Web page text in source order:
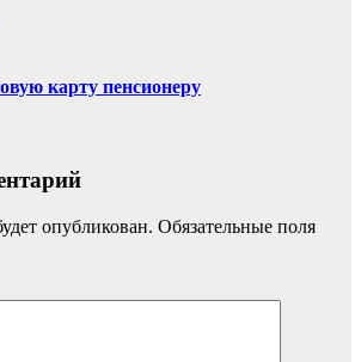
карту пенсионеру
опубликован. Обязательные поля